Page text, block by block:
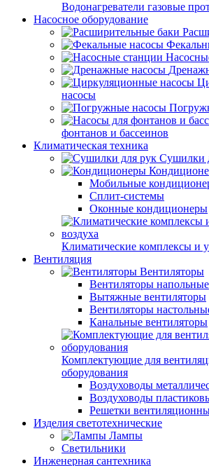
Водонагреватели газовые
Насосное оборудование
насосы
фонтанов и бассеинов
Климатическая техника
Сушилки
Мобильные
Сплит-системы
Оконные кондиционеры
Климатические комплексы и
Вентиляция
Вентиляторы
Вентиляторы напольные
Вытяжные вентиляторы
Вентиляторы
Канальные вентиляторы
Комплектующие для
оборудования
Воздуховоды
Воздуховоды
Решетки
Изделия светотехнические
Лампы
Светильники
Инженерная сантехника